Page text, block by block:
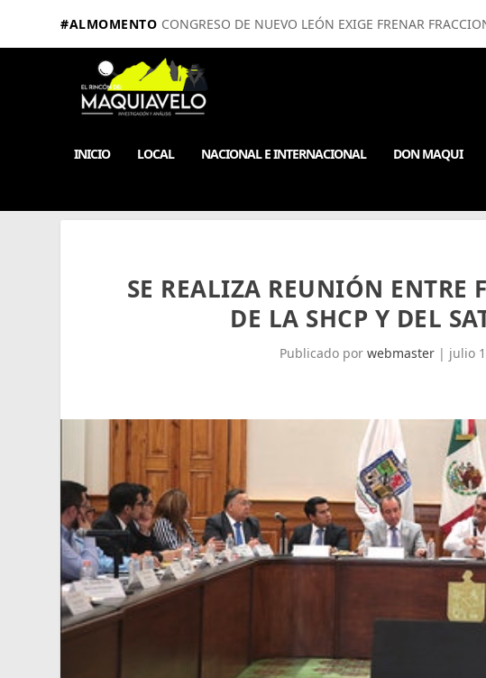
#ALMOMENTO CONGRESO DE NUEVO LEÓN EXIGE FRENAR
INICIO LOCAL NACIONAL E INTERNACIONAL DON MAQUI
SE REALIZA REUNIÓN ENTRE
DE LA SHCP Y DEL
Publicado porwebmaster | julio